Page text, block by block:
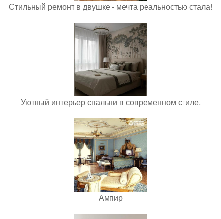
Стильный ремонт в двушке - мечта реальностью стала!
Уютный интерьер спальни в современном стиле.
Ампир